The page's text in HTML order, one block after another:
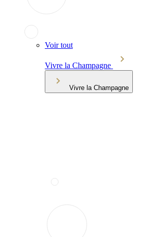
Voir tout
Vivre la Champagne
Vivre la Champagne